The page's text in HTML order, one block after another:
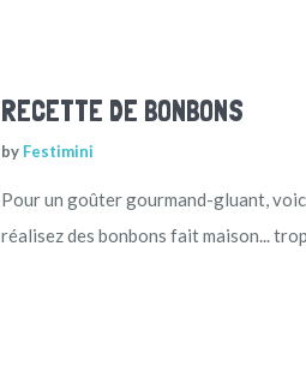
RECETTE DE BONBONS
by Festimini
Pour un goûter gourmand-gluant,
réalisez des bonbons fait maison...